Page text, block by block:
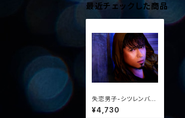
最近チェックした商品
失恋男子-シツレンバナ
シ-3 特典ブロマイド：
木村昴
¥4,730